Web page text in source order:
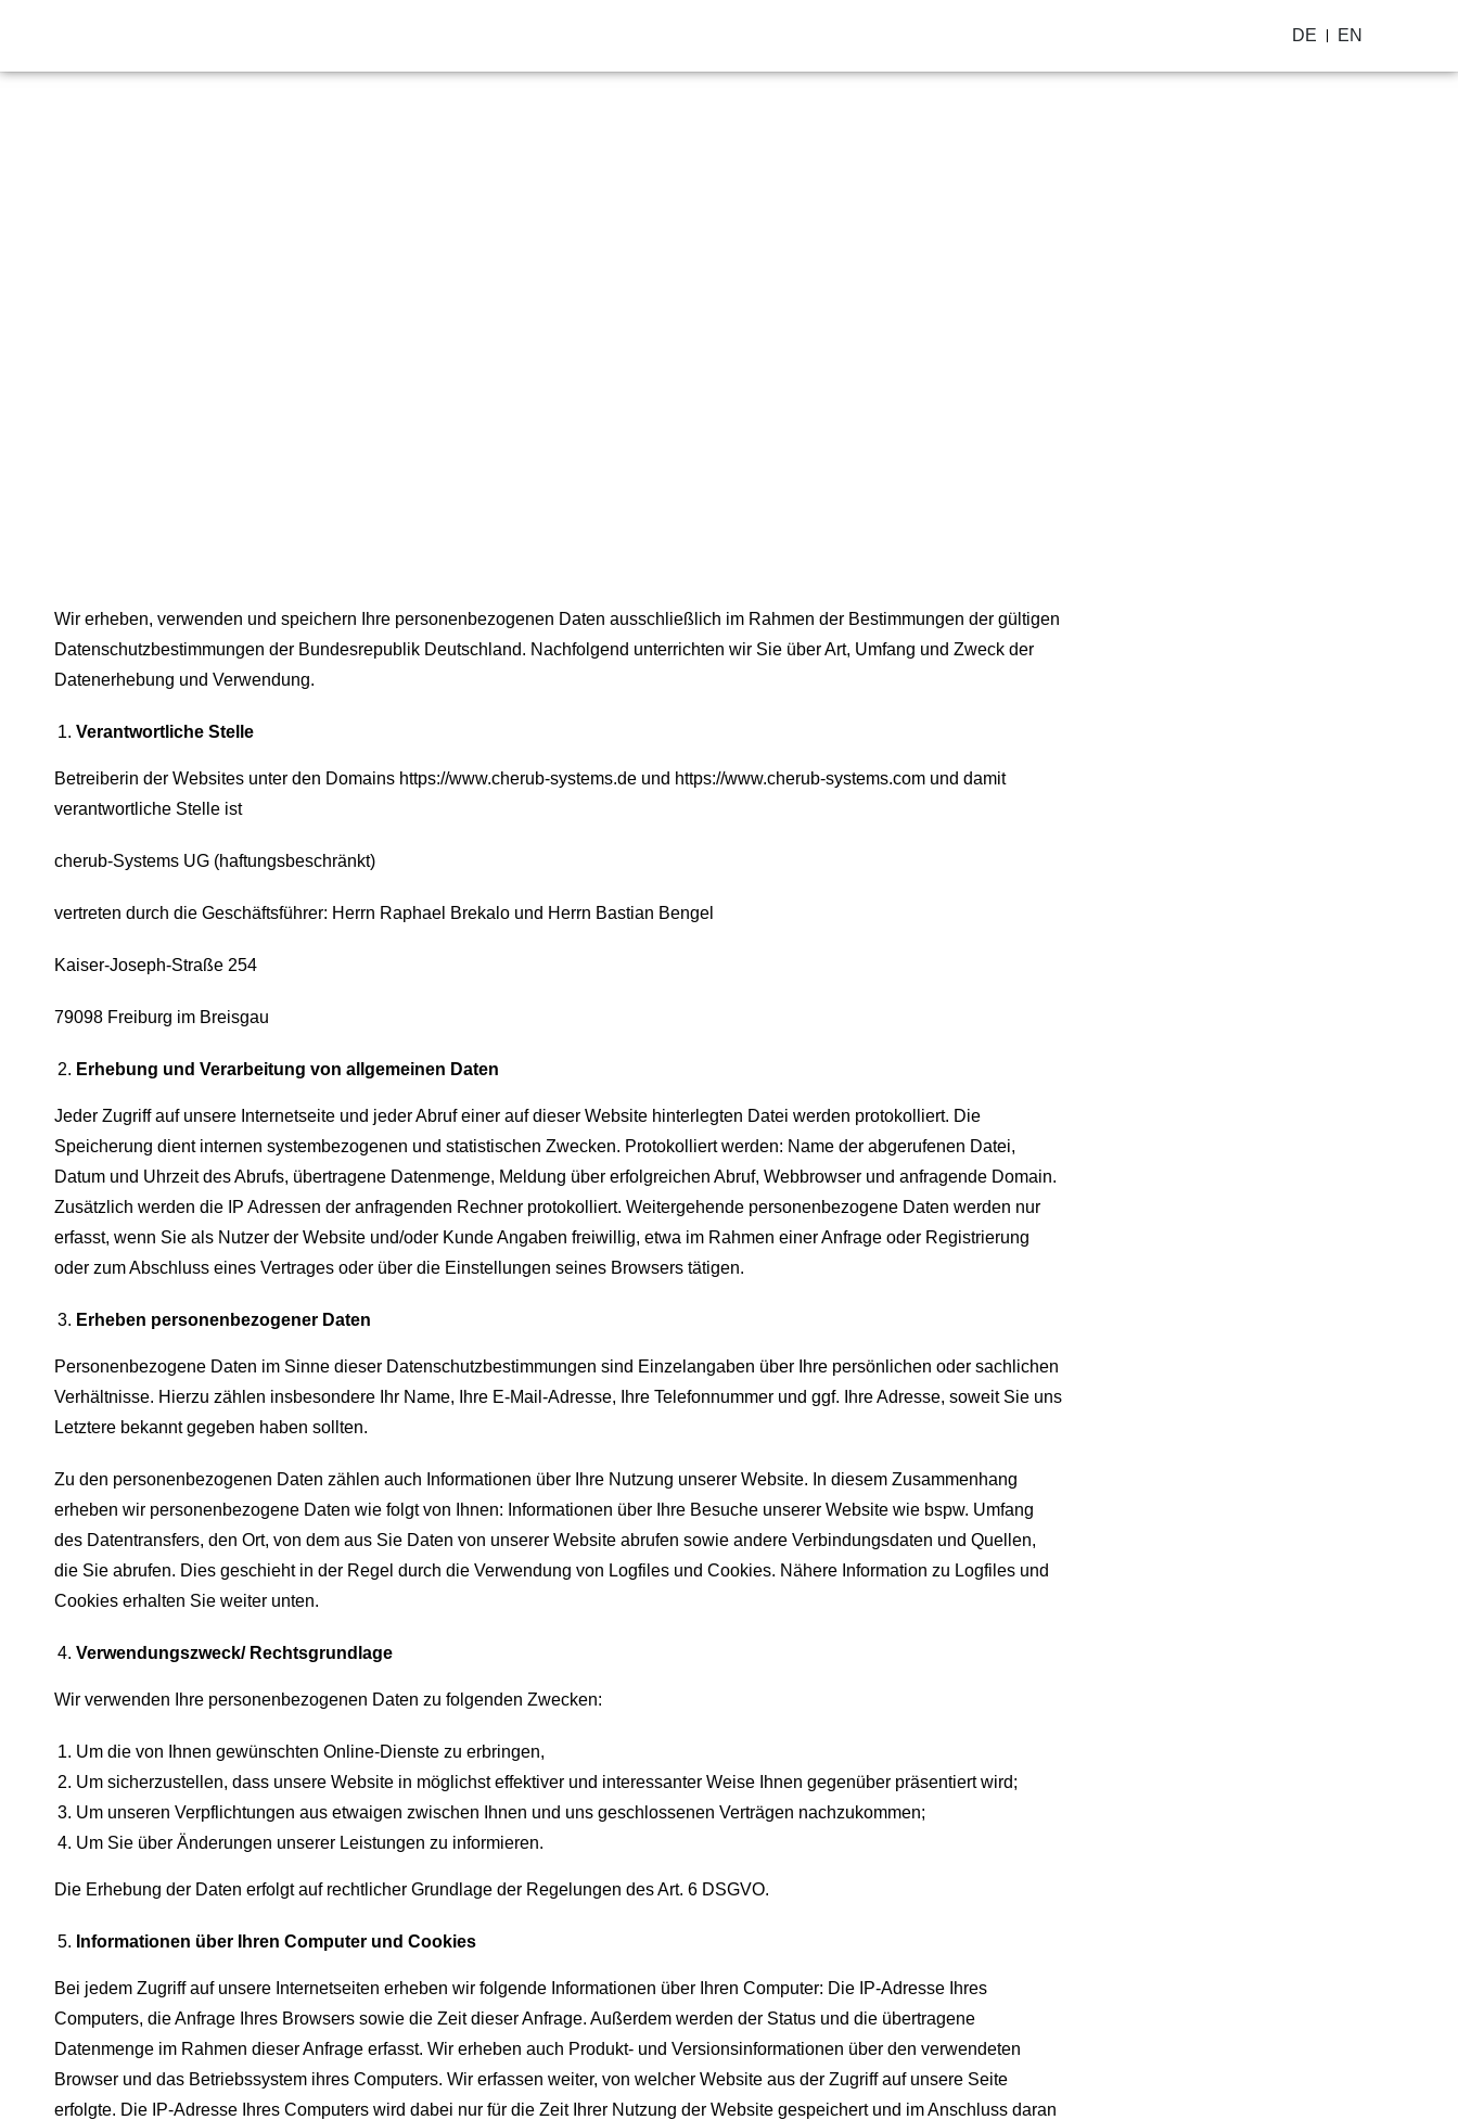
DE EN
Wir erheben, verwenden und speichern Ihre personenbezogenen Daten ausschließlich im Rahmen der Bestimmungen der gültigen
Datenschutzbestimmungen der Bundesrepublik Deutschland. Nachfolgend unterrichten wir Sie über Art, Umfang und Zweck der
Datenerhebung und Verwendung.
Verantwortliche Stelle
Betreiberin der Websites unter den Domains https://www.cherub-systems.de und https://www.cherub-systems.com und damit
verantwortliche Stelle ist
cherub-Systems UG (haftungsbeschränkt)
vertreten durch die Geschäftsführer: Herrn Raphael Brekalo und Herrn Bastian Bengel
Kaiser-Joseph-Straße 254
79098 Freiburg im Breisgau
Erhebung und Verarbeitung von allgemeinen Daten
Jeder Zugriff auf unsere Internetseite und jeder Abruf einer auf dieser Website hinterlegten Datei werden protokolliert. Die
Speicherung dient internen systembezogenen und statistischen Zwecken. Protokolliert werden: Name der abgerufenen Datei,
Datum und Uhrzeit des Abrufs, übertragene Datenmenge, Meldung über erfolgreichen Abruf, Webbrowser und anfragende Domain.
Zusätzlich werden die IP Adressen der anfragenden Rechner protokolliert. Weitergehende personenbezogene Daten werden nur
erfasst, wenn Sie als Nutzer der Website und/oder Kunde Angaben freiwillig, etwa im Rahmen einer Anfrage oder Registrierung
oder zum Abschluss eines Vertrages oder über die Einstellungen seines Browsers tätigen.
Erheben personenbezogener Daten
Personenbezogene Daten im Sinne dieser Datenschutzbestimmungen sind Einzelangaben über Ihre persönlichen oder sachlichen
Verhältnisse. Hierzu zählen insbesondere Ihr Name, Ihre E-Mail-Adresse, Ihre Telefonnummer und ggf. Ihre Adresse, soweit Sie uns
Letztere bekannt gegeben haben sollten.
Zu den personenbezogenen Daten zählen auch Informationen über Ihre Nutzung unserer Website. In diesem Zusammenhang
erheben wir personenbezogene Daten wie folgt von Ihnen: Informationen über Ihre Besuche unserer Website wie bspw. Umfang
des Datentransfers, den Ort, von dem aus Sie Daten von unserer Website abrufen sowie andere Verbindungsdaten und Quellen,
die Sie abrufen. Dies geschieht in der Regel durch die Verwendung von Logfiles und Cookies. Nähere Information zu Logfiles und
Cookies erhalten Sie weiter unten.
Verwendungszweck/ Rechtsgrundlage
Wir verwenden Ihre personenbezogenen Daten zu folgenden Zwecken:
Um die von Ihnen gewünschten Online-Dienste zu erbringen,
Um sicherzustellen, dass unsere Website in möglichst effektiver und interessanter Weise Ihnen gegenüber präsentiert wird;
Um unseren Verpflichtungen aus etwaigen zwischen Ihnen und uns geschlossenen Verträgen nachzukommen;
Um Sie über Änderungen unserer Leistungen zu informieren.
Die Erhebung der Daten erfolgt auf rechtlicher Grundlage der Regelungen des Art. 6 DSGVO.
Informationen über Ihren Computer und Cookies
Bei jedem Zugriff auf unsere Internetseiten erheben wir folgende Informationen über Ihren Computer: Die IP-Adresse Ihres
Computers, die Anfrage Ihres Browsers sowie die Zeit dieser Anfrage. Außerdem werden der Status und die übertragene
Datenmenge im Rahmen dieser Anfrage erfasst. Wir erheben auch Produkt- und Versionsinformationen über den verwendeten
Browser und das Betriebssystem ihres Computers. Wir erfassen weiter, von welcher Website aus der Zugriff auf unsere Seite
erfolgte. Die IP-Adresse Ihres Computers wird dabei nur für die Zeit Ihrer Nutzung der Website gespeichert und im Anschluss daran